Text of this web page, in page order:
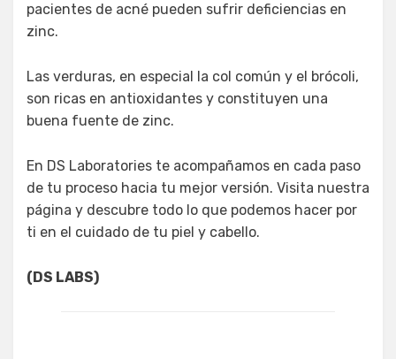
pacientes de acné pueden sufrir deficiencias en
zinc.
Las verduras, en especial la col común y el brócoli,
son ricas en antioxidantes y constituyen una
buena fuente de zinc.
En DS Laboratories te acompañamos en cada paso
de tu proceso hacia tu mejor versión. Visita nuestra
página y descubre todo lo que podemos hacer por
ti en el cuidado de tu piel y cabello.
(DS LABS)